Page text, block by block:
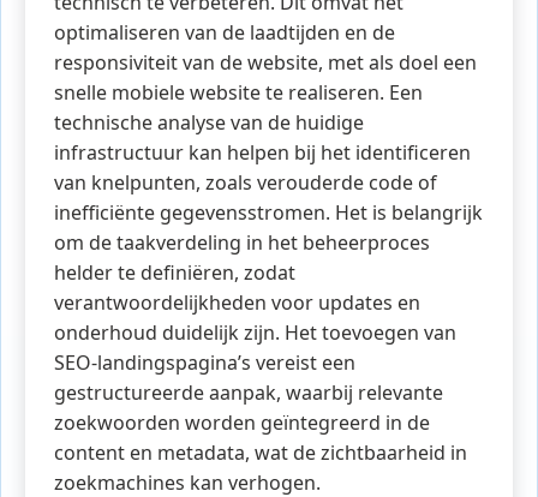
optimaliseren van de laadtijden en de
responsiviteit van de website, met als doel een
snelle mobiele website te realiseren. Een
technische analyse van de huidige
infrastructuur kan helpen bij het identificeren
van knelpunten, zoals verouderde code of
inefficiënte gegevensstromen. Het is belangrijk
om de taakverdeling in het beheerproces
helder te definiëren, zodat
verantwoordelijkheden voor updates en
onderhoud duidelijk zijn. Het toevoegen van
SEO-landingspagina’s vereist een
gestructureerde aanpak, waarbij relevante
zoekwoorden worden geïntegreerd in de
content en metadata, wat de zichtbaarheid in
zoekmachines kan verhogen.